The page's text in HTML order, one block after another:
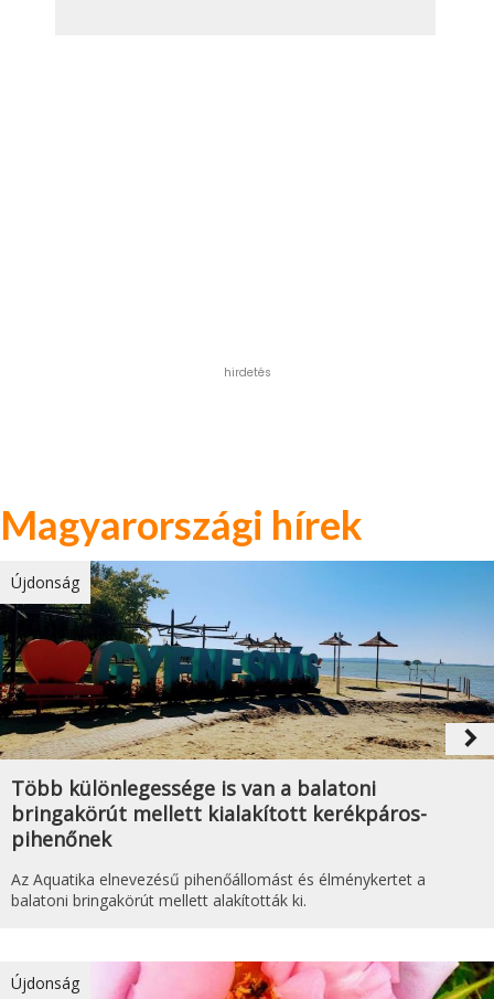
hirdetés
Magyarországi hírek
Újdonság
navigate_next
Több különlegessége is van a balatoni
bringakörút mellett kialakított kerékpáros-
pihenőnek
Az Aquatika elnevezésű pihenőállomást és élménykertet a
balatoni bringakörút mellett alakították ki.
Újdonság